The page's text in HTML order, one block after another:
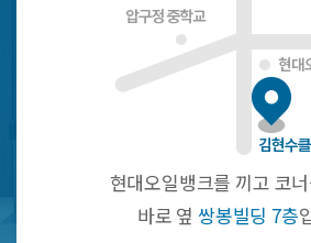
현대오일뱅크를 끼고 코
바로 옆 쌍봉빌딩 7층